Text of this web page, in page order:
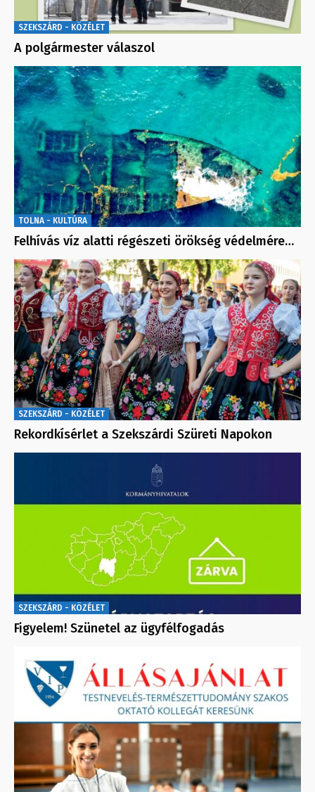
SZEKSZÁRD - KÖZÉLET
A polgármester válaszol
TOLNA - KULTÚRA
Felhívás víz alatti régészeti örökség védelmére…
SZEKSZÁRD - KÖZÉLET
Rekordkísérlet a Szekszárdi Szüreti Napokon
SZEKSZÁRD - KÖZÉLET
Figyelem! Szünetel az ügyfélfogadás